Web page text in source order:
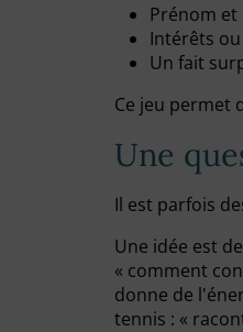
Prénom et
Intérêts
Un fait
Ce jeu permet
Une
Il est parfois
Une idée est
« comment
donne de
tennis : «